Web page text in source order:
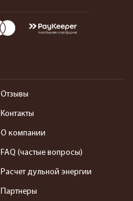
Отзывы
Контакты
О компании
FAQ (частые вопросы)
Расчет дульной энергии
Партнеры